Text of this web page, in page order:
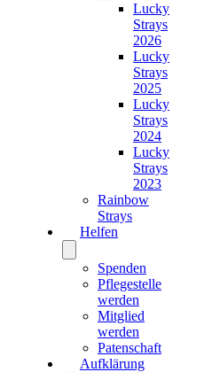
Lucky
Strays
2026
Lucky
Strays
2025
Lucky
Strays
2024
Lucky
Strays
2023
Rainbow
Strays
Helfen
Spenden
Pflegestelle
werden
Mitglied
werden
Patenschaft
Aufklärung